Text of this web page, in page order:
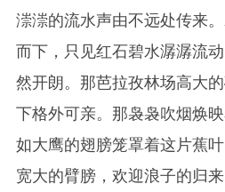
漴漴的流水声由不远处传来
而下，只见红石碧水潺潺流
然开朗。那芭拉孜林场高大
下格外可亲。那袅袅吹烟焕
如大鹰的翅膀笼罩着这片蕉
宽大的臂膀，欢迎浪子的归